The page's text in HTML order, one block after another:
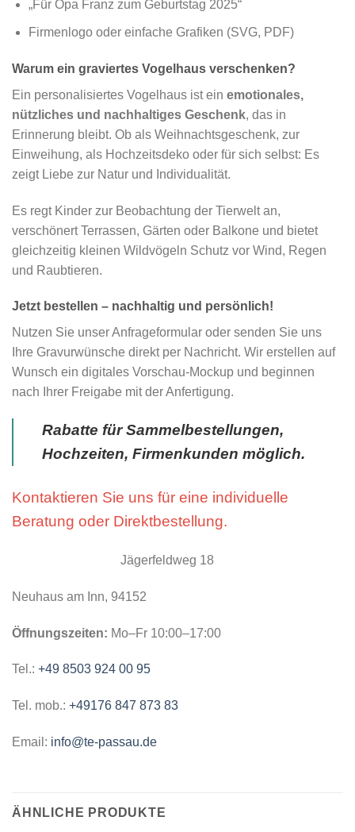
„Für Opa Franz zum Geburtstag 2025“
Firmenlogo oder einfache Grafiken (SVG, PDF)
Warum ein graviertes Vogelhaus verschenken?
Ein personalisiertes Vogelhaus ist ein emotionales,
nützliches und nachhaltiges Geschenk, das in
Erinnerung bleibt. Ob als Weihnachtsgeschenk, zur
Einweihung, als Hochzeitsdeko oder für sich selbst: Es
zeigt Liebe zur Natur und Individualität.
Es regt Kinder zur Beobachtung der Tierwelt an,
verschönert Terrassen, Gärten oder Balkone und bietet
gleichzeitig kleinen Wildvögeln Schutz vor Wind, Regen
und Raubtieren.
Jetzt bestellen – nachhaltig und persönlich!
Nutzen Sie unser Anfrageformular oder senden Sie uns
Ihre Gravurwünsche direkt per Nachricht. Wir erstellen auf
Wunsch ein digitales Vorschau-Mockup und beginnen
nach Ihrer Freigabe mit der Anfertigung.
Rabatte für Sammelbestellungen,
Hochzeiten, Firmenkunden möglich.
Kontaktieren Sie uns für eine individuelle
Beratung oder Direktbestellung.
Jägerfeldweg 18
Neuhaus am Inn, 94152
Öffnungszeiten: Mo–Fr 10:00–17:00
Tel.: +49 8503 924 00 95
Tel. mob.: +49176 847 873 83
Email: info@te-passau.de
ÄHNLICHE PRODUKTE